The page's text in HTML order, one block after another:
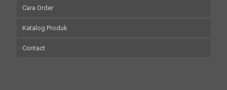
Cara Order
Katalog Produk
Contact